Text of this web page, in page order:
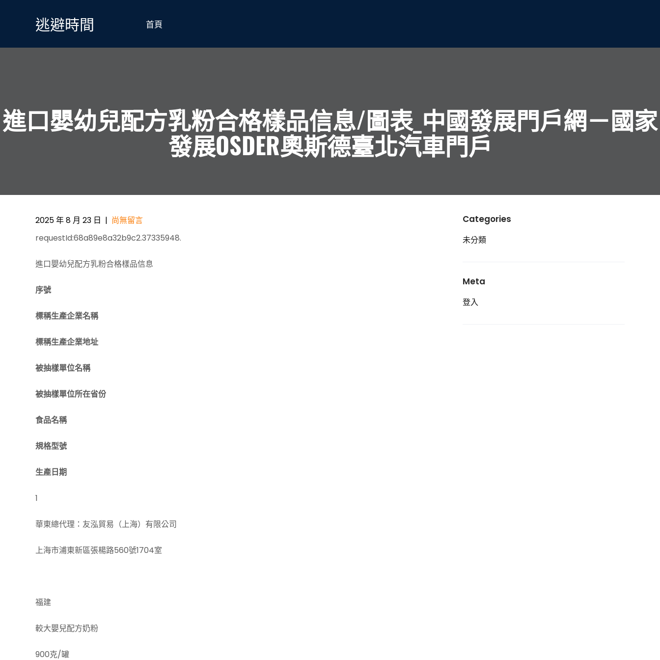
逃避時間 首頁
進口嬰幼兒配方乳粉合格樣品信息/圖表_中國發展門戶網－國家
發展OSDER奧斯德臺北汽車門戶
2025 年 8 月 23 日 | 尚無留言
requestId:68a89e8a32b9c2.37335948.
進口嬰幼兒配方乳粉合格樣品信息
序號
標稱生產企業名稱
標稱生產企業地址
被抽樣單位名稱
被抽樣單位所在省份
食品名稱
規格型號
生產日期
1
華東總代理：友泓貿易（上海）有限公司
上海市浦東新區張楊路560號1704室
福建
較大嬰兒配方奶粉
900克/罐
Categories
未分類
Meta
登入